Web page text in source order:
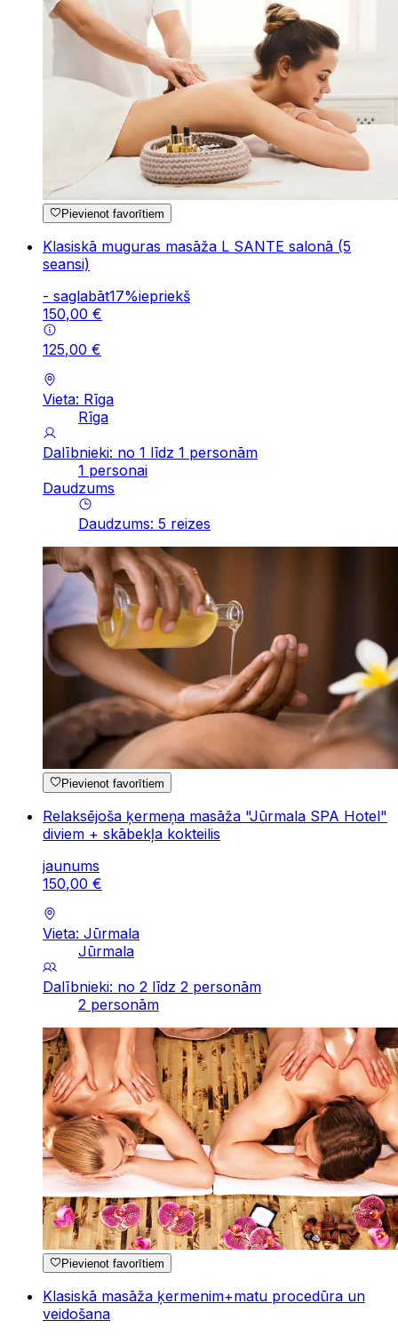
Pievienot favorītiem
Klasiskā muguras masāža L SANTE salonā (5
seansi)
- saglabāt17%iepriekš
150,00 €
125,00 €
Vieta: Rīga
Rīga
Dalībnieki: no 1 līdz 1 personām
1 personai
Daudzums
Daudzums: 5 reizes
Pievienot favorītiem
Relaksējoša ķermeņa masāža "Jūrmala SPA Hotel"
diviem + skābekļa kokteilis
jaunums
150,00 €
Vieta: Jūrmala
Jūrmala
Dalībnieki: no 2 līdz 2 personām
2 personām
Pievienot favorītiem
Klasiskā masāža ķermenim+matu procedūra un
veidošana